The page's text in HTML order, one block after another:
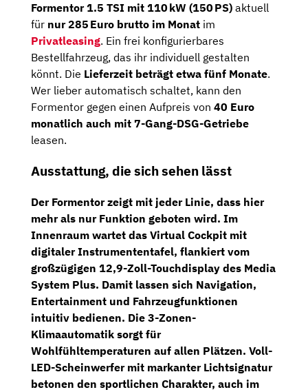
Formentor 1.5 TSI mit 110 kW (150 PS) aktuell
für nur 285 Euro brutto im Monat im
Privatleasing. Ein frei konfigurierbares
Bestellfahrzeug, das ihr individuell gestalten
könnt. Die Lieferzeit beträgt etwa fünf Monate.
Wer lieber automatisch schaltet, kann den
Formentor gegen einen Aufpreis von 40 Euro
monatlich auch mit 7-Gang-DSG-Getriebe
leasen.
Ausstattung, die sich sehen lässt
Der Formentor zeigt mit jeder Linie, dass hier
mehr als nur Funktion geboten wird. Im
Innenraum wartet das Virtual Cockpit mit
digitaler Instrumententafel, flankiert vom
großzügigen 12,9-Zoll-Touchdisplay des Media
System Plus. Damit lassen sich Navigation,
Entertainment und Fahrzeugfunktionen
intuitiv bedienen. Die 3-Zonen-
Klimaautomatik sorgt für
Wohlfühltemperaturen auf allen Plätzen. Voll-
LED-Scheinwerfermit markanter Lichtsignatur
betonen den sportlichen Charakter, auch im